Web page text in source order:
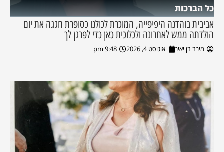
כל הברכות
אביבית בוהדנה היפיפייה, המוכרת לכולנו כסופרת חגגה את יום
הולדתה ממש לאחרונה ולכלוכית כאן כדי לפרגן לך
מירב בן יאיר אוגוסט 4, 2026 9:48 pm